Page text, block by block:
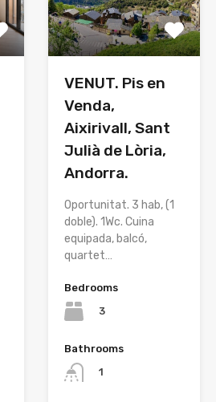
VENUT. Pis en
Venda,
Aixirivall, Sant
Julià de Lòria,
Andorra.
Oportunitat. 3 hab, (1
doble). 1Wc. Cuina
equipada, balcó,
quartet…
Bedrooms
3
Bathrooms
1